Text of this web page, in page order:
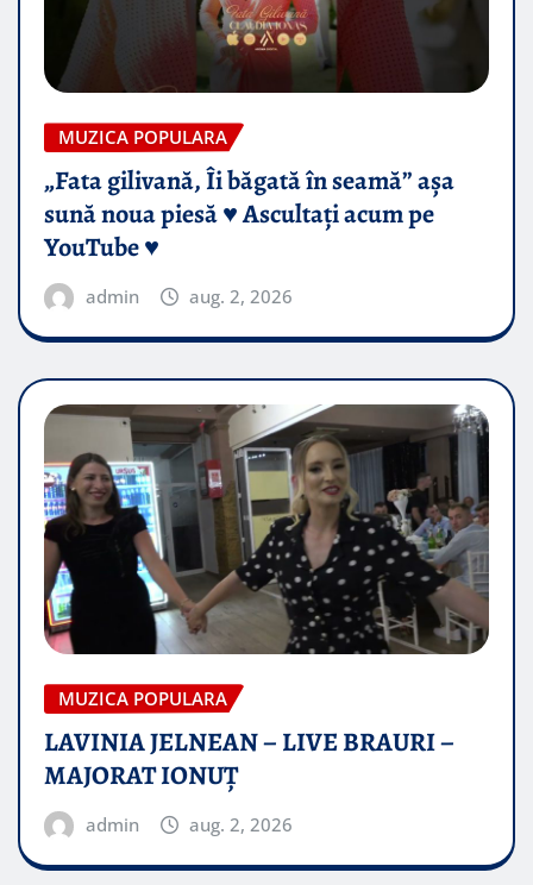
MUZICA POPULARA
„Fata gilivană, Îi băgată în seamă” așa
sună noua piesă ♥️ Ascultați acum pe
YouTube ♥️
admin aug. 2, 2026
MUZICA POPULARA
LAVINIA JELNEAN – LIVE BRAURI –
MAJORAT IONUŢ
admin aug. 2, 2026